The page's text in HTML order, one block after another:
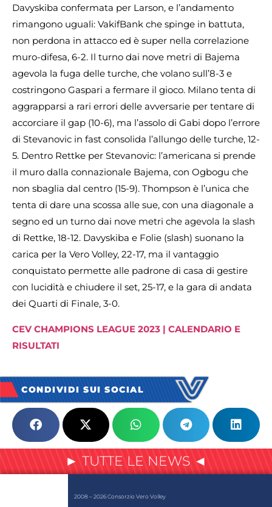
Davyskiba confermata per Larson, e l’andamento
rimangono uguali: VakifBank che spinge in battuta,
non perdona in attacco ed è super nella correlazione
muro-difesa, 6-2. Il turno dai nove metri di Bajema
agevola la fuga delle turche, che volano sull’8-3 e
costringono Gaspari a fermare il gioco. Milano tenta di
aggrapparsi a rari errori delle avversarie per tentare di
accorciare il gap (10-6), ma l’assolo di Gabi dopo l’errore
di Stevanovic in fast consolida l’allungo delle turche, 12-
5. Dentro Rettke per Stevanovic: l’americana si prende
il muro dalla connazionale Bajema, con Ogbogu che
non sbaglia dal centro (15-9). Thompson è l’unica che
tenta di dare una scossa alle sue, con una diagonale a
segno ed un turno dai nove metri che agevola la slash
di Rettke, 18-12. Davyskiba e Folie (slash) suonano la
carica per la Vero Volley, 22-17, ma il vantaggio
conquistato permette alle padrone di casa di gestire
con lucidità e chiudere il set, 25-17, e la gara di andata
dei Quarti di Finale, 3-0.
CEV CHAMPIONS LEAGUE 2023 | CALENDARIO E
RISULTATI
CONDIVIDI SUI SOCIAL
► TUTTE LE NEWS ◄
2008 – 2026 Consorzio Vero Volley